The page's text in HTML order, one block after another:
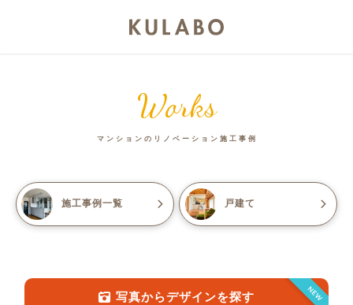
Works
マンションのリノベーション施工事例
施工事例一覧 戸建て
NEW
写真からデザインを探す